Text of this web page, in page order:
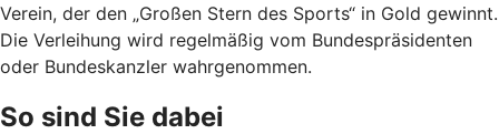
Verein, der den „Großen Stern des Sports“ in Gold gewinnt.
Die Verleihung wird regelmäßig vom Bundespräsidenten
oder Bundeskanzler wahrgenommen.
So sind Sie dabei